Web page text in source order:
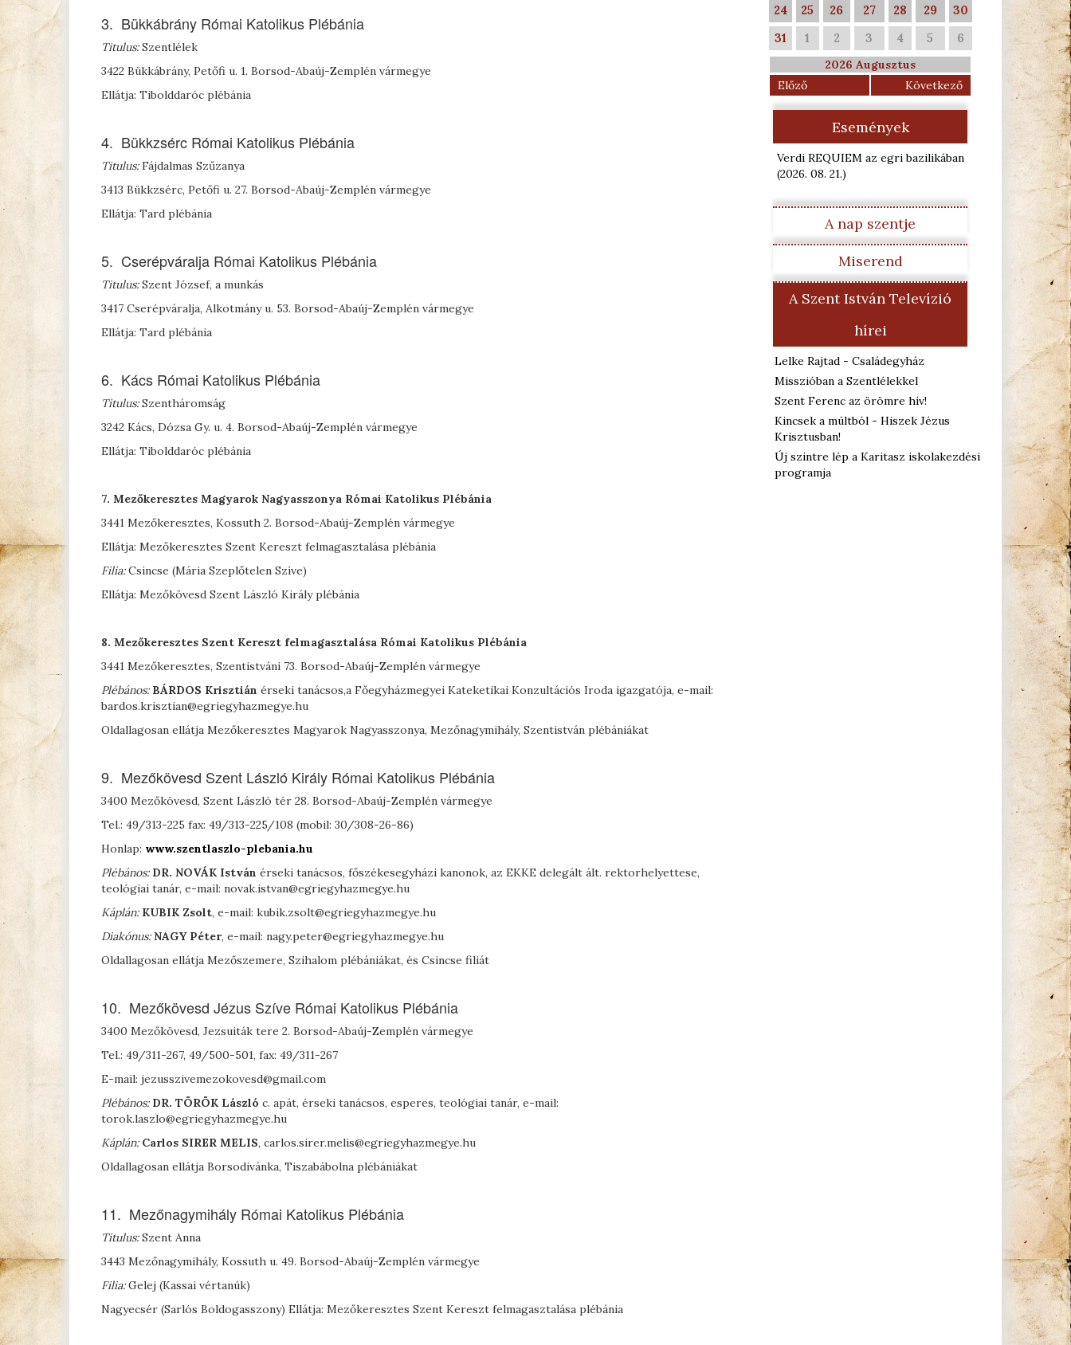
3. Bükkábrány Római Katolikus Plébánia
Titulus: Szentlélek
3422 Bükkábrány, Petőfi u. 1. Borsod-Abaúj-Zemplén vármegye
Ellátja: Tibolddaróc plébánia
4. Bükkzsérc Római Katolikus Plébánia
Titulus:Fájdalmas Szűzanya
3413 Bükkzsérc, Petőfi u. 27. Borsod-Abaúj-Zemplén vármegye
Ellátja: Tard plébánia
5. Cserépváralja Római Katolikus Plébánia
Titulus:Szent József, a munkás
3417 Cserépváralja, Alkotmány u. 53. Borsod-Abaúj-Zemplén vármegye
Ellátja: Tard plébánia
6. Kács Római Katolikus Plébánia
Titulus: Szentháromság
3242 Kács, Dózsa Gy. u. 4. Borsod-Abaúj-Zemplén vármegye
Ellátja: Tibolddaróc plébánia
7. Mezőkeresztes Magyarok Nagyasszonya Római Katolikus Plébánia
3441 Mezőkeresztes, Kossuth 2. Borsod-Abaúj-Zemplén vármegye
Ellátja: Mezőkeresztes Szent Kereszt felmagasztalása plébánia
Filia:Csincse (Mária Szeplőtelen Szíve)
Ellátja: Mezőkövesd Szent László Király plébánia
8. Mezőkeresztes Szent Kereszt felmagasztalása Római Katolikus Plébánia
3441 Mezőkeresztes, Szentistváni 73. Borsod-Abaúj-Zemplén vármegye
Plébános: BÁRDOS Krisztián érseki tanácsos,a Főegyházmegyei Kateketikai Konzultációs Iroda igazgatója, e-mail:
bardos.krisztian@egriegyhazmegye.hu
Oldallagosan ellátja Mezőkeresztes Magyarok Nagyasszonya, Mezőnagymihály, Szentistván plébániákat
9. Mezőkövesd Szent László Király Római Katolikus Plébánia
3400 Mezőkövesd, Szent László tér 28. Borsod-Abaúj-Zemplén vármegye
Tel.: 49/313-225 fax: 49/313-225/108 (mobil: 30/308-26-86)
Honlap: www.szentlaszlo-plebania.hu
Plébános: DR. NOVÁK István érseki tanácsos, főszékesegyházi kanonok, az EKKE delegált ált. rektorhelyettese,
teológiai tanár, e-mail: novak.istvan@egriegyhazmegye.hu
Káplán: KUBIK Zsolt, e-mail: kubik.zsolt@egriegyhazmegye.hu
Diakónus:NAGY Péter, e-mail: nagy.peter@egriegyhazmegye.hu
Oldallagosan ellátja Mezőszemere, Szihalom plébániákat, és Csincse filiát
10. Mezőkövesd Jézus Szíve Római Katolikus Plébánia
3400 Mezőkövesd, Jezsuiták tere 2. Borsod-Abaúj-Zemplén vármegye
Tel.: 49/311-267, 49/500-501, fax: 49/311-267
E-mail: jezusszivemezokovesd@gmail.com
Plébános: DR. TÖRÖK László c. apát, érseki tanácsos, esperes, teológiai tanár, e-mail:
torok.laszlo@egriegyhazmegye.hu
Káplán: Carlos SIRER MELIS, carlos.sirer.melis@egriegyhazmegye.hu
Oldallagosan ellátja Borsodivánka, Tiszabábolna plébániákat
11. Mezőnagymihály Római Katolikus Plébánia
Titulus: Szent Anna
3443 Mezőnagymihály, Kossuth u. 49. Borsod-Abaúj-Zemplén vármegye
Filia:Gelej (Kassai vértanúk)
Nagyecsér (Sarlós Boldogasszony) Ellátja: Mezőkeresztes Szent Kereszt felmagasztalása plébánia
24
25 26 27 28 29
30
31
1 2 3 4 5 6
2026 Augusztus
Előző
Következő
Események
Verdi REQUIEM az egri bazilikában
(2026. 08. 21.)
A nap szentje
Miserend
A Szent István Televízió
hírei
Lelke Rajtad - Családegyház
Misszióban a Szentlélekkel
Szent Ferenc az örömre hív!
Kincsek a múltból - Hiszek Jézus
Krisztusban!
Új szintre lép a Karitasz iskolakezdési
programja